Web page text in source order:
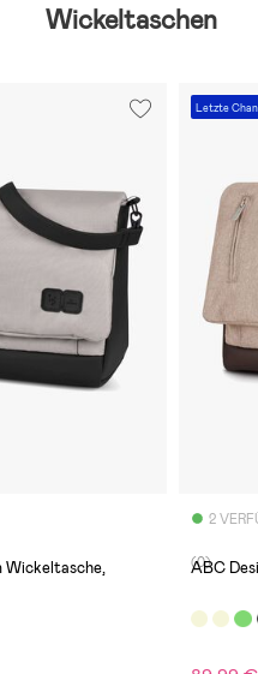
Wickeltaschen
Letzte
2
(0)